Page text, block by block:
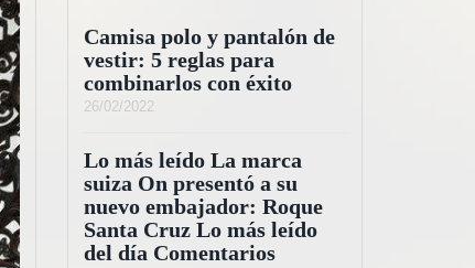
Camisa polo y pantalón de
vestir: 5 reglas para
combinarlos con éxito
26/02/2022
Lo más leído La marca
suiza On presentó a su
nuevo embajador: Roque
Santa Cruz Lo más leído
del día Comentarios